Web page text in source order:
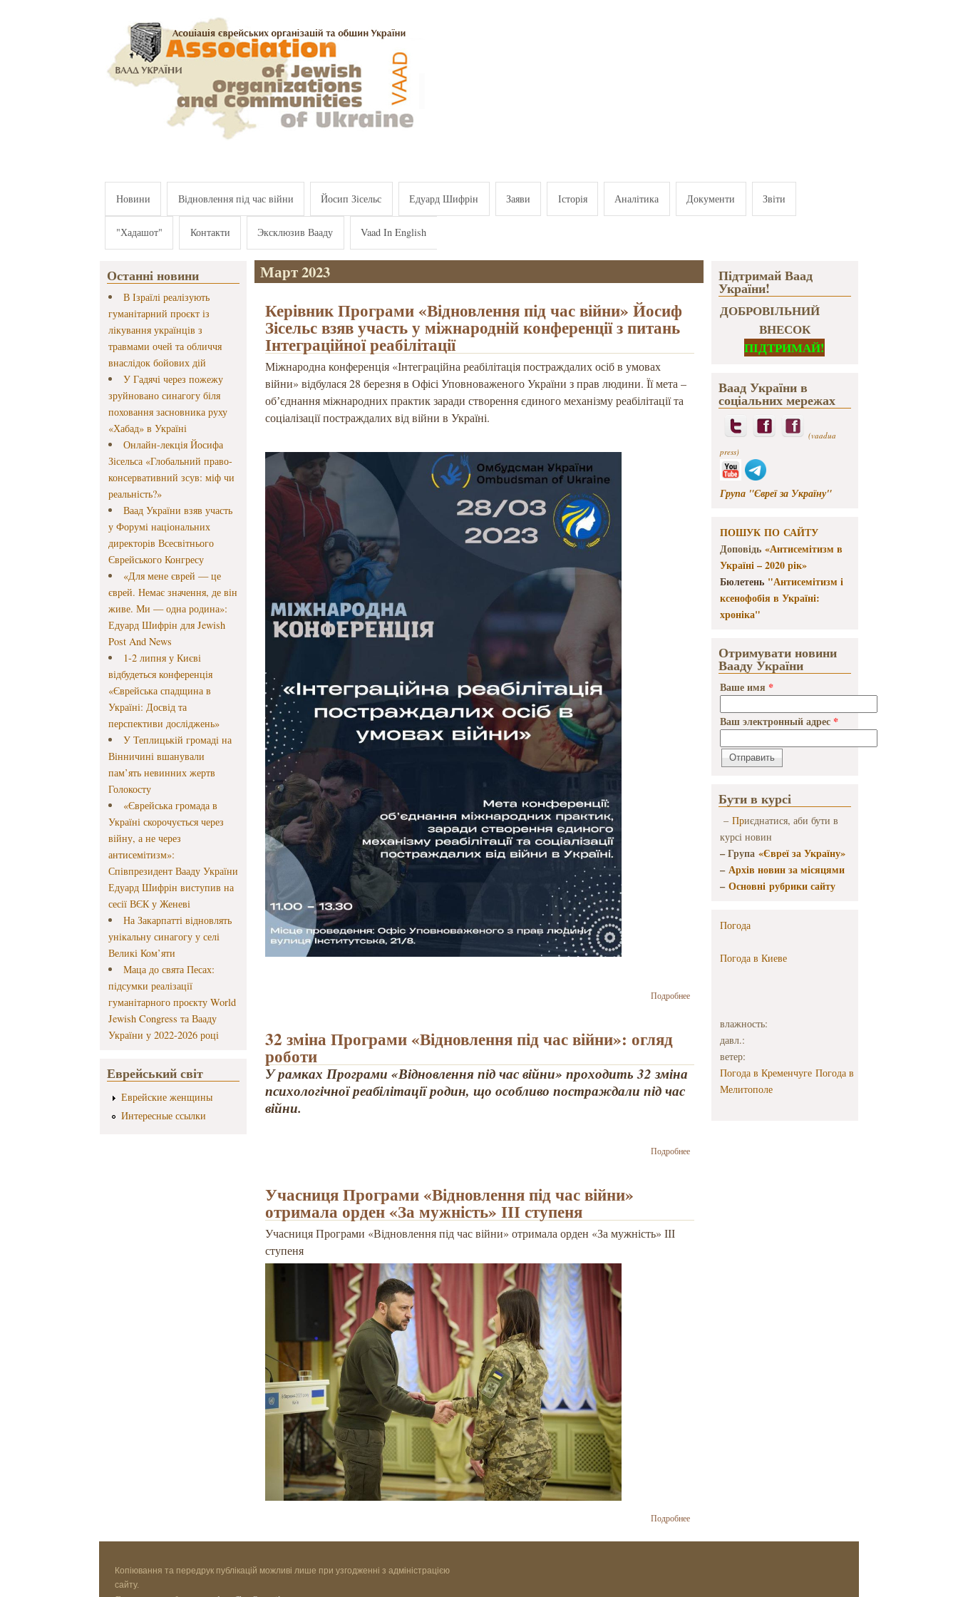
Новини Відновлення під час війни Йосип Зісельс Едуард Шифрін Заяви Історія Аналітика Документи Звіти
"Хадашот" Контакти Эксклюзив Вааду Vaad In English
Останні новини
В Ізраїлі реалізують
гуманітарний проєкт із
лікування українців з
травмами очей та обличчя
внаслідок бойових дій
У Гадячі через пожежу
зруйновано синагогу біля
поховання засновника руху
«Хабад» в Україні
Онлайн-лекція Йосифа
Зісельса «Глобальний право-
консервативний зсув: міф чи
реальність?»
Ваад України взяв участь
у Форумі національних
директорів Всесвітнього
Єврейського Конгресу
«Для мене єврей — це
єврей. Немає значення, де він
живе. Ми — одна родина»:
Едуард Шифрін для Jewish
Post And News
1-2 липня у Києві
відбудеться конференція
«Єврейська спадщина в
Україні: Досвід та
перспективи досліджень»
У Теплицькій громаді на
Вінничині вшанували
пам’ять невинних жертв
Голокосту
«Єврейська громада в
Україні скорочується через
війну, а не через
антисемітизм»:
Співпрезидент Вааду України
Едуард Шифрін виступив на
сесії ВЄК у Женеві
На Закарпатті відновлять
унікальну синагогу у селі
Великі Ком’яти
Маца до свята Песах:
підсумки реалізації
гуманітарного проєкту World
Jewish Congress та Вааду
України у 2022-2026 році
Еврейський світ
Еврейские женщины
Интересные ссылки
Март 2023
Керівник Програми «Відновлення під час війни» Йосиф
Зісельс взяв участь у міжнародній конференції з питань
Інтеграційної реабілітації
Міжнародна конференція «Інтеграційна реабілітація постраждалих осіб в умовах
війни» відбулася 28 березня в Офісі Уповноваженого України з прав людини. Її мета –
обʼєднання міжнародних практик заради створення єдиного механізму реабілітації та
соціалізації постраждалих від війни в Україні.
Подробнеео Керівник
Зісельс взяв
конференції з
32 зміна Програми «Відновлення під час війни»: огляд
роботи
У рамках Програми «Відновлення під час війни» проходить 32 зміна
психологічної реабілітації родин, що особливо постраждали під час
війни.
Подробнеео 32 зміна
Учасниця Програми «Відновлення під час війни»
отримала орден «За мужність» ІІІ ступеня
Учасниця Програми «Відновлення під час війни» отримала орден «За мужність» ІІІ
ступеня
Подробнеео Учасниця
«Відновлення
Підтримай Ваад
України!
ДОБРОВІЛЬНИЙ
ВНЕСОК
ПІДТРИМАЙ!
Ваад України в
соціальних мережах
(vaadua
press)
Група "Євреї за Україну"
ПОШУК ПО САЙТУ
Доповідь «Антисемітизм в
Україні – 2020 рік»
Бюлетень "Антисемітизм і
ксенофобія в Україні:
хроніка"
Отримувати новини
Вааду України
Ваше имя *
Ваш электронный адрес *
Бути в курсі
– Приєднатися, аби бути в
курсі новин
– Група «Євреї за Україну»
–Архів новин за місяцями
–Основні рубрики сайту
Погода
Погода в Киеве
влажность:
давл.:
ветер:
Погода в Кременчуге Погода в
Мелитополе
Копіювання та передрук публікацій можливі лише при узгодженні з адміністрацією
сайту.